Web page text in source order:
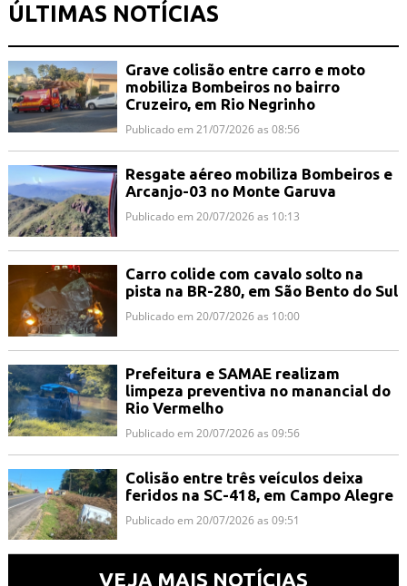
ÚLTIMAS NOTÍCIAS
Grave colisão entre carro e moto
mobiliza Bombeiros no bairro
Cruzeiro, em Rio Negrinho
Publicado em 21/07/2026 as 08:56
Resgate aéreo mobiliza Bombeiros e
Arcanjo-03 no Monte Garuva
Publicado em 20/07/2026 as 10:13
Carro colide com cavalo solto na
pista na BR-280, em São Bento do Sul
Publicado em 20/07/2026 as 10:00
Prefeitura e SAMAE realizam
limpeza preventiva no manancial do
Rio Vermelho
Publicado em 20/07/2026 as 09:56
Colisão entre três veículos deixa
feridos na SC-418, em Campo Alegre
Publicado em 20/07/2026 as 09:51
VEJA MAIS NOTÍCIAS